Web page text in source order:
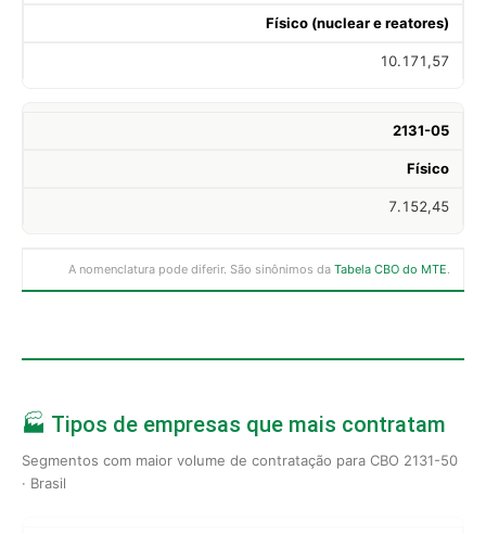
Físico (nuclear e reatores)
10.171,57
2131-05
Físico
7.152,45
A nomenclatura pode diferir. São sinônimos da Tabela CBO do MTE.
🏭 Tipos de empresas que mais contratam
Segmentos com maior volume de contratação para CBO 2131-50
· Brasil